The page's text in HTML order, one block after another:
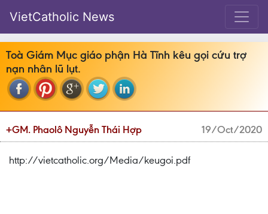
VietCatholic News
Toà Giám Mục giáo phận Hà Tĩnh kêu gọi cứu trợ
nạn nhân lũ lụt.
+GM. Phaolô Nguyễn Thái Hợp 19/Oct/2020
http://vietcatholic.org/Media/keugoi.pdf